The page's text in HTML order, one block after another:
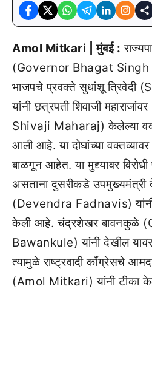
Amol Mitkari | मुंबई :
(Governor Bhagat
भाजपचे प्रवक्ते सुधांशू
यांनी छत्रपती शिवाजी
Shivaji Maharaj) केलेल्या
आली आहे. या दोघांच्या
बाळगून आहेत. या मुद्द्यावर
असताना दुसरीकडे
(Devendra Fadnavis) यांनी
केली आहे. चंद्रशेखर बावनकुळे
Bawankule) यांनी देखील यावर
त्यामुळे राष्ट्रवादी काँग्रेसचे
(Amol Mitkari) यांनी टीका